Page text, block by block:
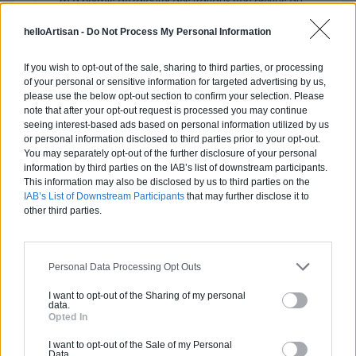
helloArtisan - Do Not Process My Personal Information
If you wish to opt-out of the sale, sharing to third parties, or processing
of your personal or sensitive information for targeted advertising by us,
please use the below opt-out section to confirm your selection. Please
note that after your opt-out request is processed you may continue
seeing interest-based ads based on personal information utilized by us
or personal information disclosed to third parties prior to your opt-out.
You may separately opt-out of the further disclosure of your personal
information by third parties on the IAB’s list of downstream participants.
This information may also be disclosed by us to third parties on the
IAB’s List of Downstream Participants that may further disclose it to
other third parties.
Personal Data Processing Opt Outs
I want to opt-out of the Sharing of my personal
data.
Opted In
I want to opt-out of the Sale of my Personal
rigoureuse et trés professionnelle. Avancement rapide
en plus ils sont joignables à tous moment. Je ne peux
que recommander à 100 % cette sociéte.
Réponse du professionnel
Bonjour Madame KLEIN, Un immense merci pour votre
message qui nous touche sincèrement 🙏 Votre
satisfaction est la plus belle récompense pour toute
notre équipe. Nous accordons une grande
importance à chaque détail, mais aussi à la relation
humaine tout au long du chantier : être à l’écoute,
partie de nos priorités. Nous sommes ravis d’avoir pu
extérieure aux finitions, en passant par la réfection de
répondre à vos attentes, même avec les ajustements
en cours de réalisation. Votre confiance et votre
pour nous. Au plaisir de vous accompagner à